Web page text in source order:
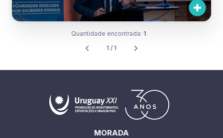
Quantidade encontrada: 1
1 / 1
MORADA